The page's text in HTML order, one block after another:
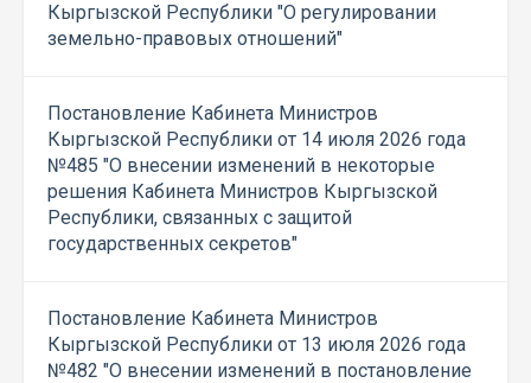
Кыргызской Республики "О регулировании
земельно-правовых отношений"
Постановление Кабинета Министров
Кыргызской Республики от 14 июля 2026 года
№485 "О внесении изменений в некоторые
решения Кабинета Министров Кыргызской
Республики, связанных с защитой
государственных секретов"
Постановление Кабинета Министров
Кыргызской Республики от 13 июля 2026 года
№482 "О внесении изменений в постановление